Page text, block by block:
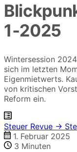
1‑2025
Wintersession
sich im letzten
Eigenmietwerts.
von kritischen
Reform ein.
Steuer Revue →
1. Februar 2025
3 Minuten